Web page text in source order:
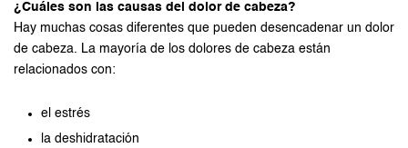
¿Cuáles son las causas del dolor de cabeza?
Hay muchas cosas diferentes que pueden desencadenar un dolor
de cabeza. La mayoría de los dolores de cabeza están
relacionados con:
el estrés
la deshidratación